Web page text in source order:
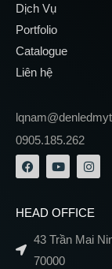
Dịch Vụ
Portfolio
Catalogue
Liên hệ
0905.185.262
HEAD OFFICE
43 Trần Mai
70000